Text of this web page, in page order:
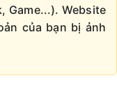
Game...). Website
của bạn bị ảnh